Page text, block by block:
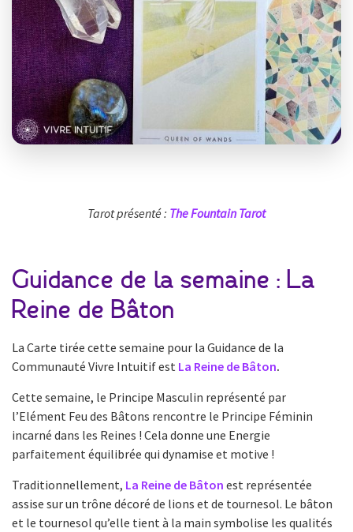
Tarot présenté : The Fountain Tarot
Guidance de la semaine : La
Reine de Bâton
La Carte tirée cette semaine pour la Guidance de la
Communauté Vivre Intuitif est La Reine de Bâton.
Cette semaine, le Principe Masculin représenté par
l’Elément Feu des Bâtons rencontre le Principe Féminin
incarné dans les Reines ! Cela donne une Energie
parfaitement équilibrée qui dynamise et motive !
Traditionnellement, La Reine de Bâton est représentée
assise sur un trône décoré de lions et de tournesol. Le bâton
et le tournesol qu’elle tient à la main symbolise les qualités